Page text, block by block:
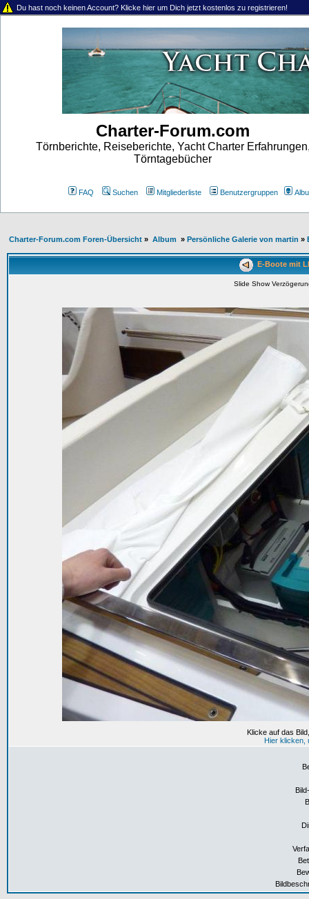
Du hast noch keinen Account? Klicke hier um Dich jetzt kostenlos zu registrieren!
Charter-Forum.com
Törnberichte, Reiseberichte, Yacht Charter
Törntagebücher
FAQ Suchen Mitgliederliste Benutzergruppen
Charter-Forum.com Foren-Übersicht » Album » Persönliche Galerie von martin »
E-Boote mit
Slide Show
Klicke auf das
Hier klicken,